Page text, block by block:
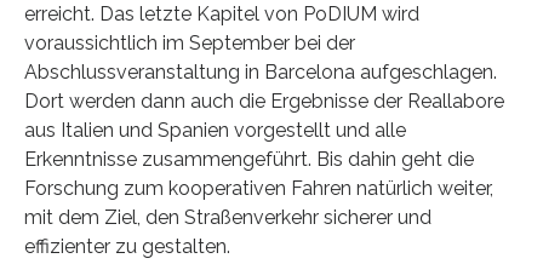
erreicht. Das letzte Kapitel von PoDIUM wird
voraussichtlich im September bei der
Abschlussveranstaltung in Barcelona aufgeschlagen.
Dort werden dann auch die Ergebnisse der Reallabore
aus Italien und Spanien vorgestellt und alle
Erkenntnisse zusammengeführt. Bis dahin geht die
Forschung zum kooperativen Fahren natürlich weiter,
mit dem Ziel, den Straßenverkehr sicherer und
effizienter zu gestalten.